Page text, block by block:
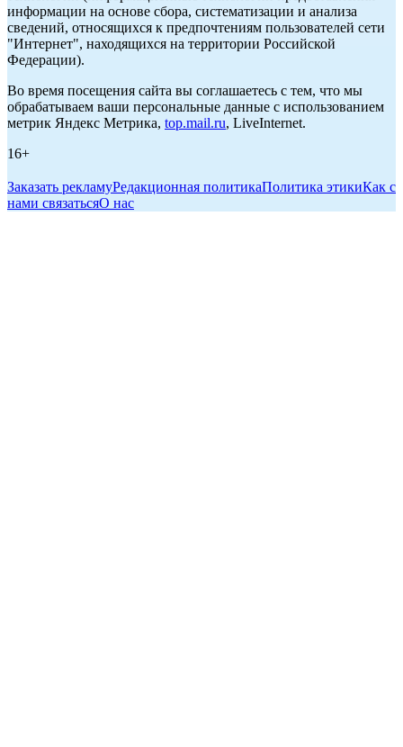
информации на основе сбора, систематизации и анализа
сведений, относящихся к предпочтениям пользователей сети
"Интернет", находящихся на территории Российской
Федерации).
Во время посещения сайта вы соглашаетесь с тем, что мы
обрабатываем ваши персональные данные с использованием
метрик Яндекс Метрика, top.mail.ru, LiveInternet.
16+
Заказать рекламуРедакционная политикаПолитика этикиКак с
нами связатьсяО нас